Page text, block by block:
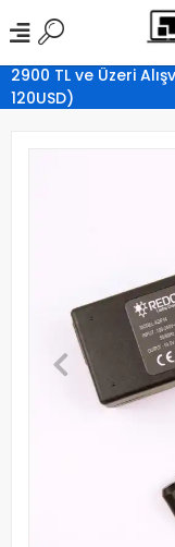
2900 TL ve Üzeri
120USD)